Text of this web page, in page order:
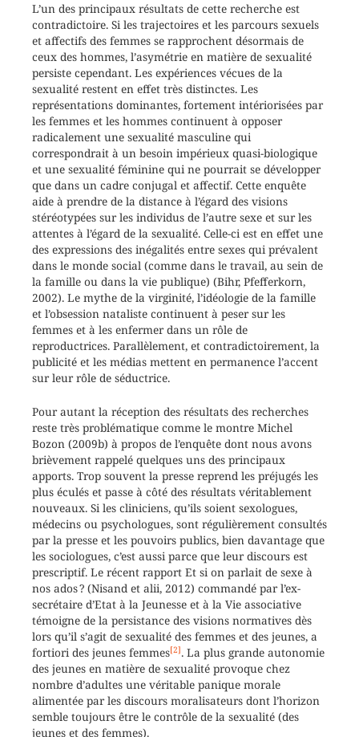
L’un des principaux résultats de cette recherche est
contradictoire. Si les trajectoires et les parcours sexuels
et affectifs des femmes se rapprochent désormais de
ceux des hommes, l’asymétrie en matière de sexualité
persiste cependant. Les expériences vécues de la
sexualité restent en effet très distinctes. Les
représentations dominantes, fortement intériorisées par
les femmes et les hommes continuent à opposer
radicalement une sexualité masculine qui
correspondrait à un besoin impérieux quasi-biologique
et une sexualité féminine qui ne pourrait se développer
que dans un cadre conjugal et affectif. Cette enquête
aide à prendre de la distance à l’égard des visions
stéréotypées sur les individus de l’autre sexe et sur les
attentes à l’égard de la sexualité. Celle-ci est en effet une
des expressions des inégalités entre sexes qui prévalent
dans le monde social (comme dans le travail, au sein de
la famille ou dans la vie publique) (Bihr, Pfefferkorn,
2002). Le mythe de la virginité, l’idéologie de la famille
et l’obsession nataliste continuent à peser sur les
femmes et à les enfermer dans un rôle de
reproductrices. Parallèlement, et contradictoirement, la
publicité et les médias mettent en permanence l’accent
sur leur rôle de séductrice.
Pour autant la réception des résultats des recherches
reste très problématique comme le montre Michel
Bozon (2009b) à propos de l’enquête dont nous avons
brièvement rappelé quelques uns des principaux
apports. Trop souvent la presse reprend les préjugés les
plus éculés et passe à côté des résultats véritablement
nouveaux. Si les cliniciens, qu’ils soient sexologues,
médecins ou psychologues, sont régulièrement consultés
par la presse et les pouvoirs publics, bien davantage que
les sociologues, c’est aussi parce que leur discours est
prescriptif. Le récent rapport Et si on parlait de sexe à
nos ados ? (Nisand et alii, 2012) commandé par l’ex-
secrétaire d’Etat à la Jeunesse et à la Vie associative
témoigne de la persistance des visions normatives dès
lors qu’il s’agit de sexualité des femmes et des jeunes, a
fortiori des jeunes femmes[2]. La plus grande autonomie
des jeunes en matière de sexualité provoque chez
nombre d’adultes une véritable panique morale
alimentée par les discours moralisateurs dont l’horizon
semble toujours être le contrôle de la sexualité (des
jeunes et des femmes).